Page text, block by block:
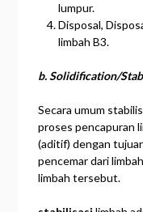
lumpur.
Disposal,
limbah B3.
b. Solidification/
Secara umum
proses pencapuran
(aditif) dengan
pencemar dari
limbah tersebut.